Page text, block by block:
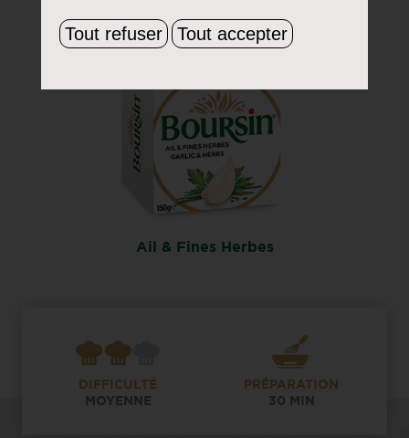
Ail & Fines Herbes
DIFFICULTÉ
MOYENNE
PRÉPARATION
30 MIN
Tout refuser Tout accepter